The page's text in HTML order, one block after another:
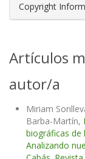
Copyright
Artículos
autor/a
Miriam
Barba-Martín,
biográficas de
Analizando